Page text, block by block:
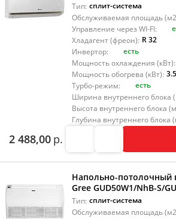
Тип: сплит-система
Обслуживаемая площадь
Управление через WI-FI:
Хладагент (фреон): R 32
Инвертор:
есть
Мощность охлаждения (кВт):
Мощность обогрева (кВт): 3.5
Турбо-режим:
есть
Ширина внутреннего блока
Высота внутреннего блока
Глубина внутреннего блока
2 488,00 р.
Напольно-потолочный
Gree GUD50W1/NhB-S/
Тип: сплит-система
Обслуживаемая площадь